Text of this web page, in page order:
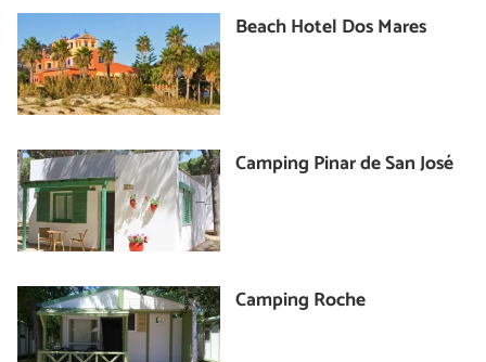
Beach Hotel Dos Mares
Camping Pinar de San José
Camping Roche